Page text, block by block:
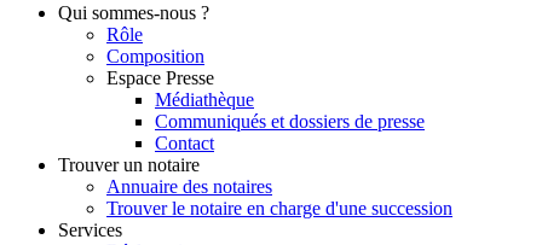
Qui sommes-nous ?
Rôle
Composition
Espace Presse
Médiathèque
Communiqués et dossiers de presse
Contact
Trouver un notaire
Annuaire des notaires
Trouver le notaire en charge d'une succession
Services